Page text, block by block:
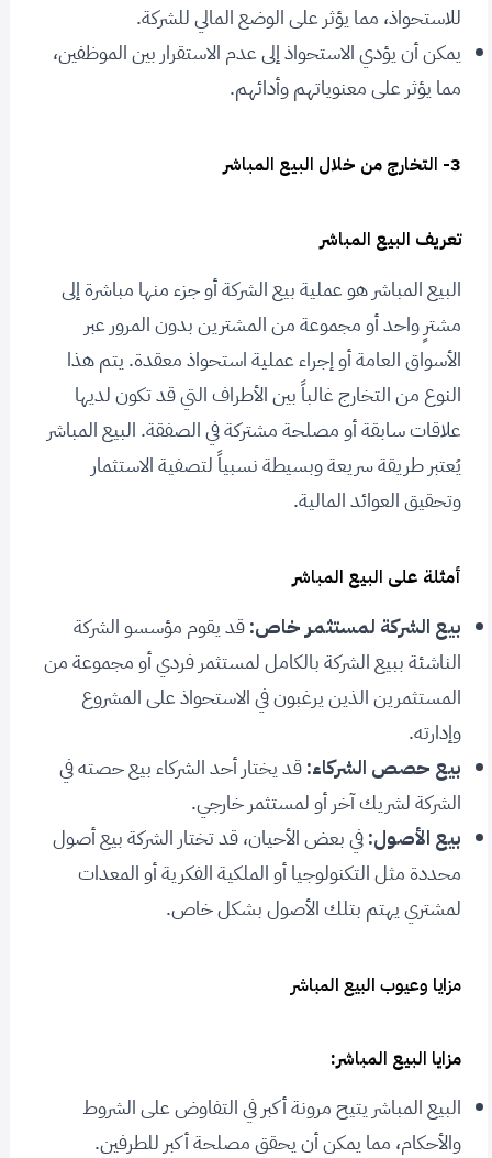
للاستحواذ، مما يؤثر على الوضع المالي للشركة.
يمكن أن يؤدي الاستحواذ إلى عدم الاستقرار بين الموظفين،
مما يؤثر على معنوياتهم وأدائهم.
3- التخارج من خلال البيع المباشر
تعريف البيع المباشر
البيع المباشر هو عملية بيع الشركة أو جزء منها مباشرة إلى
مشترٍ واحد أو مجموعة من المشترين بدون المرور عبر
الأسواق العامة أو إجراء عملية استحواذ معقدة. يتم هذا
النوع من التخارج غالباً بين الأطراف التي قد تكون لديها
علاقات سابقة أو مصلحة مشتركة في الصفقة. البيع المباشر
يُعتبر طريقة سريعة وبسيطة نسبياً لتصفية الاستثمار
وتحقيق العوائد المالية.
أمثلة على البيع المباشر
بيع الشركة لمستثمر خاص:قد يقوم مؤسسو الشركة
الناشئة ببيع الشركة بالكامل لمستثمر فردي أو مجموعة من
المستثمرين الذين يرغبون في الاستحواذ على المشروع
وإدارته.
بيع حصص الشركاء:قد يختار أحد الشركاء بيع حصته في
الشركة لشريك آخر أو لمستثمر خارجي.
بيع الأصول:في بعض الأحيان، قد تختار الشركة بيع أصول
محددة مثل التكنولوجيا أو الملكية الفكرية أو المعدات
لمشتري يهتم بتلك الأصول بشكل خاص.
مزايا وعيوب البيع المباشر
مزايا البيع المباشر:
البيع المباشر يتيح مرونة أكبر في التفاوض على الشروط
والأحكام، مما يمكن أن يحقق مصلحة أكبر للطرفين.